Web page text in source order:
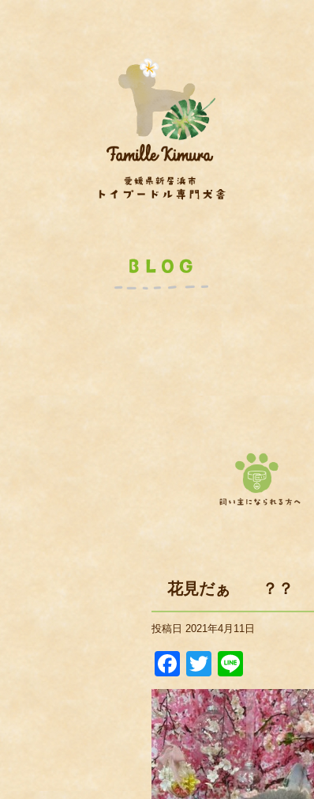
花見だぁ ？？
投稿日 2021年4月11日
Facebook
Twitter